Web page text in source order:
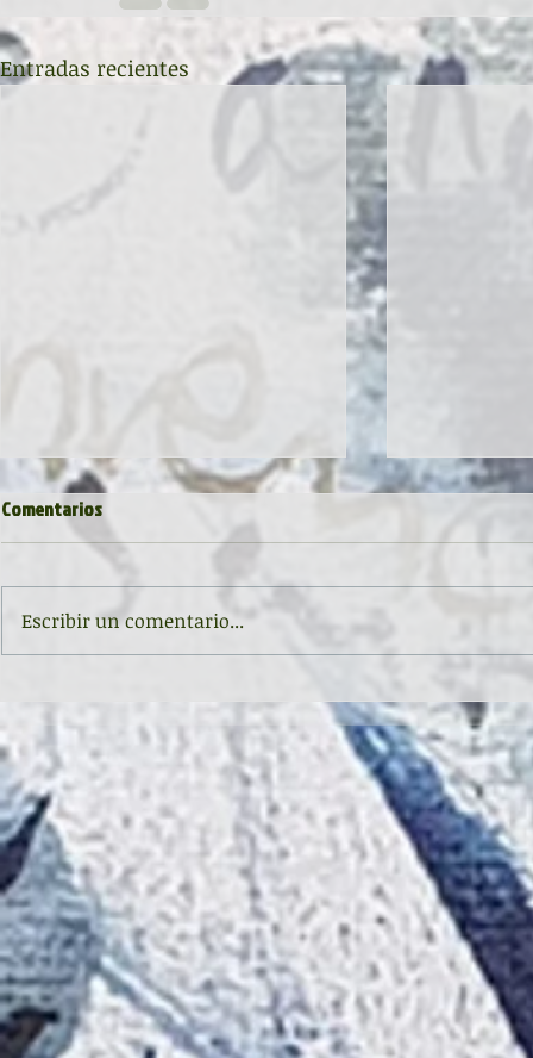
Entradas recientes
'Raigambre', de Agustín García y
Aurelio González Ovies
II
RELATO Y
GONZÁLEZ
Comentarios
Escribir un comentario...